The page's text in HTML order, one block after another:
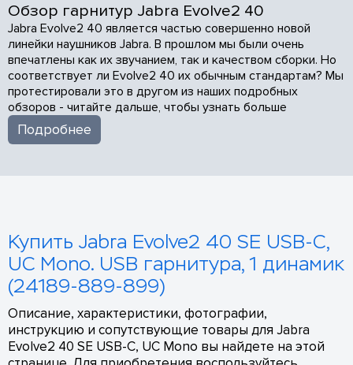
Обзор гарнитур Jabra Evolve2 40
Jabra Evolve2 40 является частью совершенно новой
линейки наушников Jabra. В прошлом мы были очень
впечатлены как их звучанием, так и качеством сборки. Но
соответствует ли Evolve2 40 их обычным стандартам? Мы
протестировали это в другом из наших подробных
обзоров - читайте дальше, чтобы узнать больше
Подробнее
Купить Jabra Evolve2 40 SE USB-C,
UC Mono. USB гарнитура, 1 динамик
(24189-889-899)
Описание, характеристики, фотографии,
инструкцию и сопутствующие товары для Jabra
Evolve2 40 SE USB-C, UC Mono вы найдете на этой